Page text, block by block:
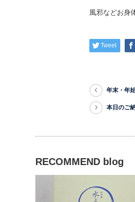
風邪などお身
Tweet
年末・年
本日のご
RECOMMEND blog